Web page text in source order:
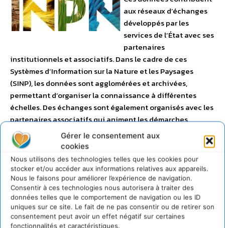
Gérer le consentement aux
cookies
Nous utilisons des technologies telles que les cookies pour
stocker et/ou accéder aux informations relatives aux appareils.
Nous le faisons pour améliorer l’expérience de navigation.
Consentir à ces technologies nous autorisera à traiter des
données telles que le comportement de navigation ou les ID
uniques sur ce site. Le fait de ne pas consentir ou de retirer son
consentement peut avoir un effet négatif sur certaines
fonctionnalités et caractéristiques.
aux réseaux d’échanges
développés par les
services de l’État avec ses
partenaires
institutionnels et associatifs. Dans le cadre de ces
Systèmes d’Information sur la Nature et les Paysages
(SINP), les données sont agglomérées et archivées,
permettant d’organiser la connaissance à différentes
échelles. Des échanges sont également organisés avec les
partenaires associatifs qui animent les démarches
participatives. Ces réseaux d’observation et les
complémentarités territoriales
collecte et à la diffusion des données.